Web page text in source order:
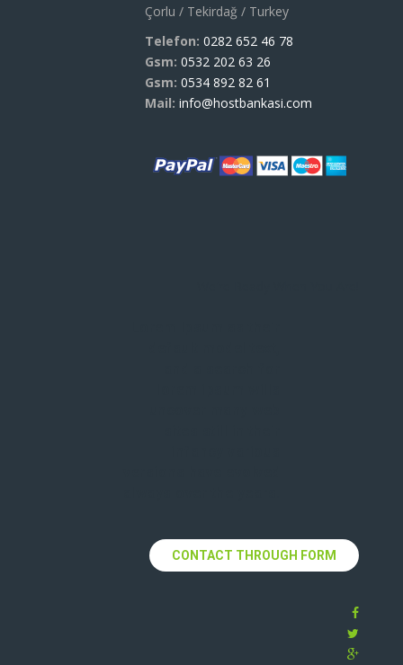
Çorlu / Tekirdağ / Turkey
Telefon: 0282 652 46 78
Gsm: 0532 202 63 26
Gsm: 0534 892 82 61
Mail: info@hostbankasi.com
CONTACT THROUGH FORM